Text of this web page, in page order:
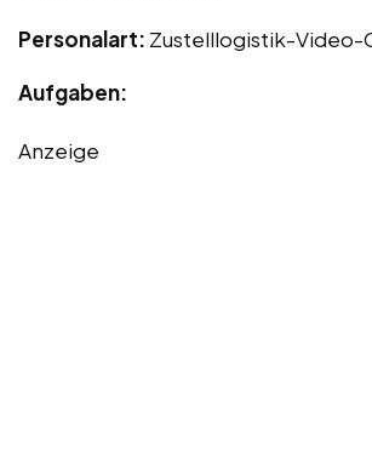
Personalart: Zustelllogistik-Video-
Aufgaben:
Anzeige